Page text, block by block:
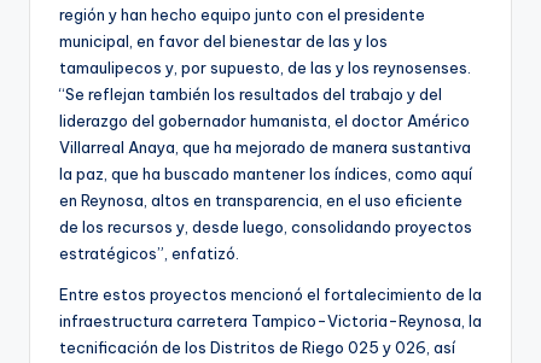
región y han hecho equipo junto con el presidente
municipal, en favor del bienestar de las y los
tamaulipecos y, por supuesto, de las y los reynosenses.
“Se reflejan también los resultados del trabajo y del
liderazgo del gobernador humanista, el doctor Américo
Villarreal Anaya, que ha mejorado de manera sustantiva
la paz, que ha buscado mantener los índices, como aquí
en Reynosa, altos en transparencia, en el uso eficiente
de los recursos y, desde luego, consolidando proyectos
estratégicos”, enfatizó.
Entre estos proyectos mencionó el fortalecimiento de la
infraestructura carretera Tampico-Victoria-Reynosa, la
tecnificación de los Distritos de Riego 025 y 026, así